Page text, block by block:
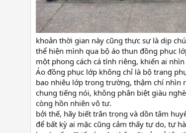
khoản thời gian này cũng thực sự là dịp
thể hiện mình qua bộ áo thun đồng phục
một phong cách cá tính riêng, khiến ai
Áo đồng phục lớp không chỉ là bộ trang
bao nhiêu lớp trong trường, thậm chí nhìn
chung tiếng nói, không phân biệt giàu
còng hồn nhiên vô tư.
bởi thế, hãy biết trân trọng và dồn tâm
để bất kỳ ai mặc cũng cảm thấy tự do, tự